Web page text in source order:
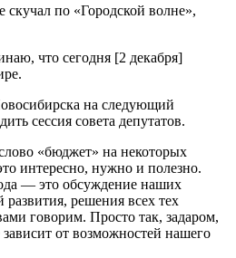
скучал по «Городской волне»,
что сегодня [2 декабря]
на следующий
сессия совета депутатов.
«бюджет» на некоторых
интересно, нужно и полезно.
— это обсуждение наших
решения всех тех
говорим. Просто так, задаром,
от возможностей нашего